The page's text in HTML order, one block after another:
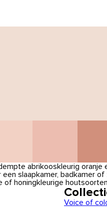
abrikooskleurig oranje
slaapkamer, badkamer
of honingkleurige
Voice of